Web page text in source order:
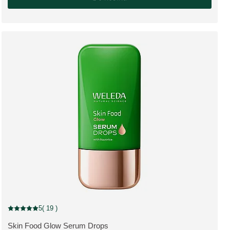
Skin Food Glow Serum Drops
Aktuální hodnocení: 5 z 5 hvězdiček hodnoceno 19 zákazníky
5( 19 )